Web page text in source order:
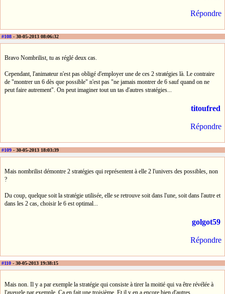
Répondre
#108 - 30-05-2013 08:06:32
Bravo Nombrilist, tu as réglé deux cas.
Cependant, l'animateur n'est pas obligé d'employer une de ces 2 stratégies là. Le contraire
de "montrer un 6 dès que possible" n'est pas "ne jamais montrer de 6 sauf quand on ne
peut faire autrement". On peut imaginer tout un tas d'autres stratégies...
titoufred
Répondre
#109 - 30-05-2013 18:03:39
Mais nombrilist démontre 2 stratégies qui représentent à elle 2 l'univers des possibles, non
?
Du coup, quelque soit la stratégie utilisée, elle se retrouve soit dans l'une, soit dans l'autre et
dans les 2 cas, choisir le 6 est optimal...
golgot59
Répondre
#110 - 30-05-2013 19:38:15
Mais non. Il y a par exemple la stratégie qui consiste à tirer la moitié qui va être révélée à